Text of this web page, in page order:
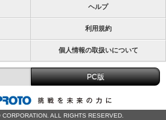
ヘルプ
利用規約
個人情報の取扱いについて
PC版
ALL RIGHTS RESERVED.